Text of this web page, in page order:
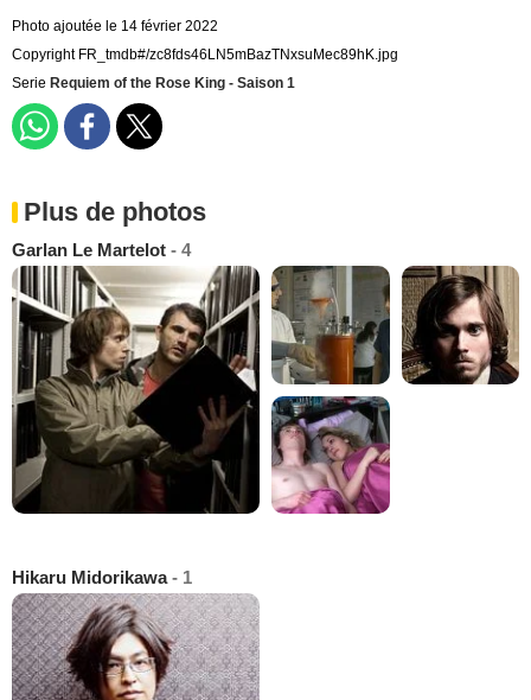
Photo ajoutée le 14 février 2022
Copyright FR_tmdb#/zc8fds46LN5mBazTNxsuMec89hK.jpg
Serie Requiem of the Rose King - Saison 1
Plus de photos
Garlan Le Martelot - 4
Hikaru Midorikawa- 1